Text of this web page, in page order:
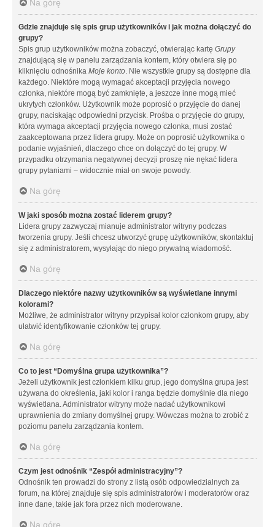
Na górę
Gdzie znajduje się spis grup użytkowników i jak można dołączyć do
grupy?
Spis grup użytkowników można zobaczyć, otwierając kartę Grupy
znajdującą się w panelu zarządzania kontem, który otwiera się po
kliknięciu odnośnika Moje konto. Nie wszystkie grupy są dostępne dla
każdego. Niektóre mogą wymagać akceptacji przyjęcia nowego
członka, niektóre mogą być zamknięte, a jeszcze inne mogą mieć
ukrytych członków. Użytkownik może poprosić o przyjęcie do danej
grupy, naciskając odpowiedni przycisk. Prośba o przyjęcie do grupy,
która wymaga akceptacji przyjęcia nowego członka, musi zostać
zaakceptowana przez lidera grupy. Może on poprosić użytkownika o
podanie wyjaśnień, dlaczego chce on dołączyć do tej grupy. W
przypadku otrzymania negatywnej decyzji proszę nie nękać lidera
grupy pytaniami – widocznie miał on swoje powody.
Na górę
W jaki sposób można zostać liderem grupy?
Lidera grupy zazwyczaj mianuje administrator witryny podczas
tworzenia grupy. Jeśli chcesz utworzyć grupę użytkowników, skontaktuj
się z administratorem, wysyłając do niego prywatną wiadomość.
Na górę
Dlaczego niektóre nazwy użytkowników są wyświetlane innymi
kolorami?
Możliwe, że administrator witryny przypisał kolor członkom grupy, aby
ułatwić identyfikowanie członków tej grupy.
Na górę
Co to jest “Domyślna grupa użytkownika”?
Jeżeli użytkownik jest członkiem kilku grup, jego domyślna grupa jest
używana do określenia, jaki kolor i ranga będzie domyślnie dla niego
wyświetlana. Administrator witryny może nadać użytkownikowi
uprawnienia do zmiany domyślnej grupy. Wówczas można to zrobić z
poziomu panelu zarządzania kontem.
Na górę
Czym jest odnośnik “Zespół administracyjny”?
Odnośnik ten prowadzi do strony z listą osób odpowiedzialnych za
forum, na której znajduje się spis administratorów i moderatorów oraz
inne dane, takie jak fora przez nich moderowane.
Na górę